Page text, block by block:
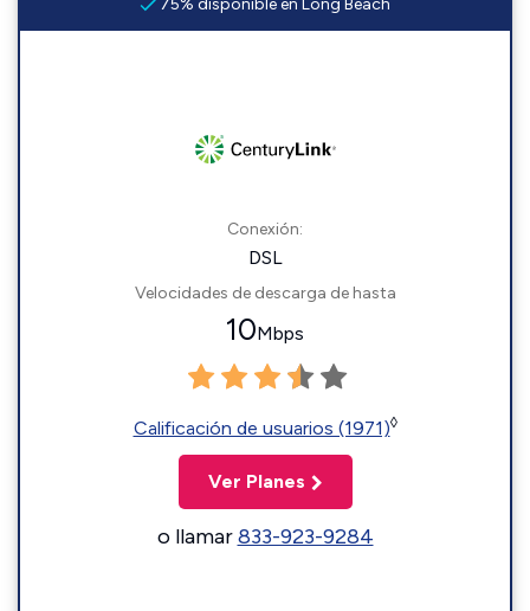
75% disponible en Long Beach
Conexión:
DSL
Velocidades de descarga de hasta
10Mbps
Calificación de usuarios (1971)◊
Ver Planes
o llamar833-923-9284